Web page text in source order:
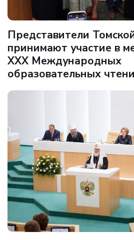
Представители
принимают участие в
ХХХ Международных
образовательных